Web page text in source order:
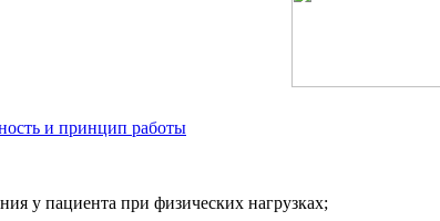
и принцип работы
у пациента при физических нагрузках;